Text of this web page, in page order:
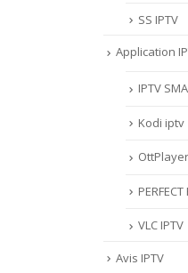
SS IPTV
Application
IPTV
Kodi iptv
VLC IPTV
Avis IPTV